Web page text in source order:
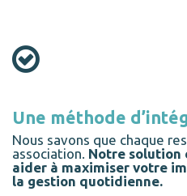
Une méthode
Nous savons que chaque
association. Notre solution
aider à maximiser votre
la gestion quotidienne.